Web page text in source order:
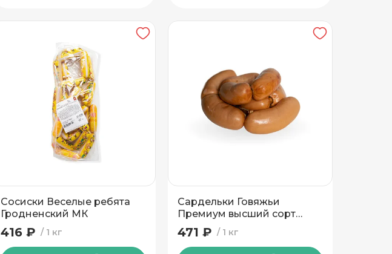
Сосиски Веселые ребята
Гродненский МК
1 кг
416 ₽
Сардельки Говяжьи
Премиум высший сорт
Могилевский МК
1 кг
471 ₽